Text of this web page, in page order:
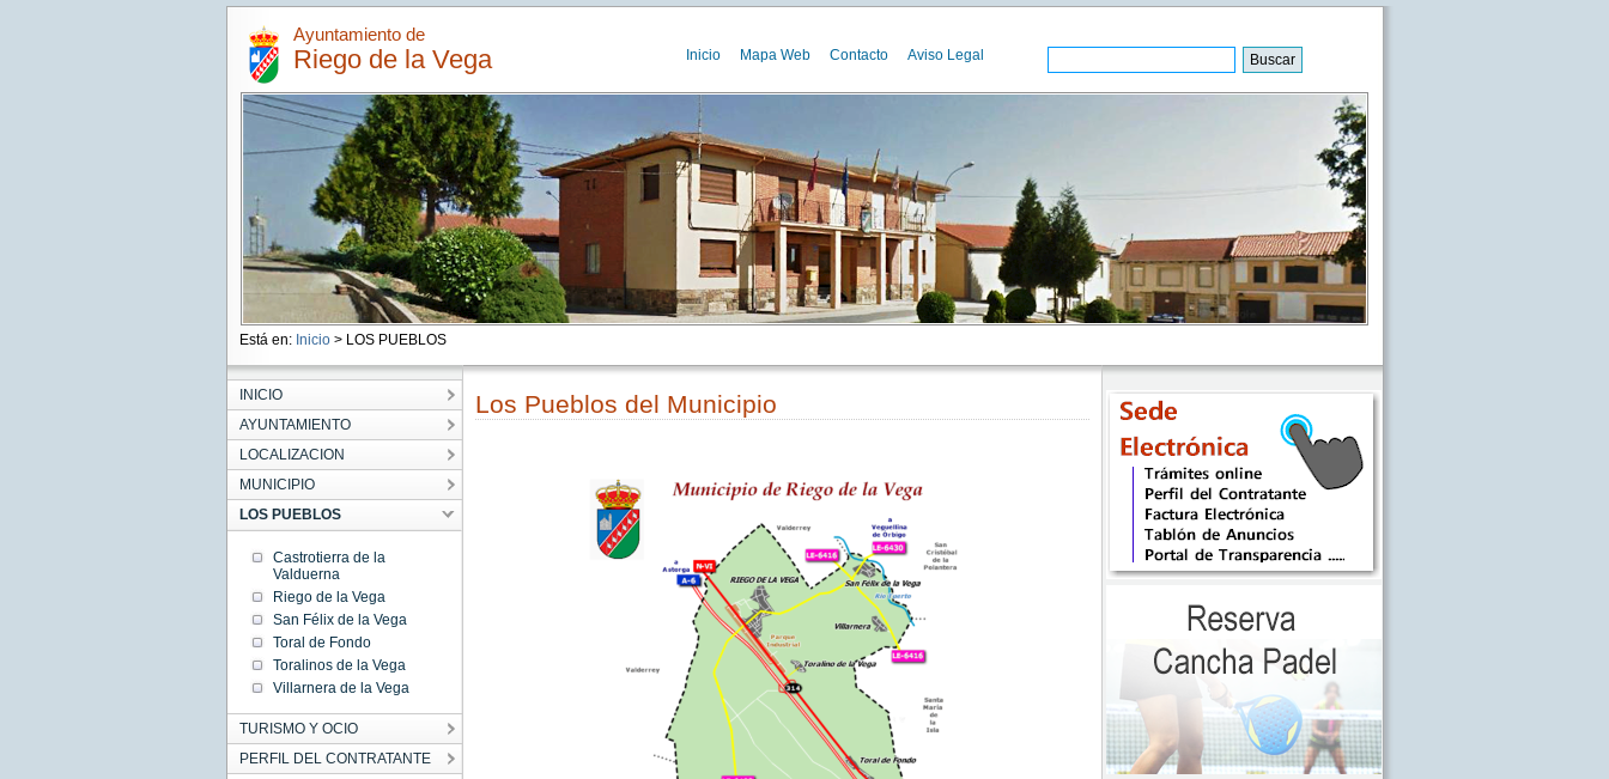
Ayuntamiento de
Riego de la Vega Inicio Mapa Web Contacto Aviso Legal
Está en: Inicio > LOS PUEBLOS
INICIO
AYUNTAMIENTO
LOCALIZACION
MUNICIPIO
LOS PUEBLOS
Castrotierra de la
Valduerna
Riego de la Vega
San Félix de la Vega
Toral de Fondo
Toralinos de la Vega
Villarnera de la Vega
TURISMO Y OCIO
PERFIL DEL CONTRATANTE
Los Pueblos del Municipio